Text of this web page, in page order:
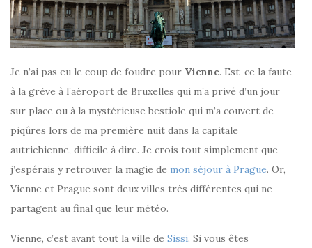
Je n’ai pas eu le coup de foudre pour Vienne. Est-ce la faute
à la grève à l’aéroport de Bruxelles qui m’a privé d’un jour
sur place ou à la mystérieuse bestiole qui m’a couvert de
piqûres lors de ma première nuit dans la capitale
autrichienne, difficile à dire. Je crois tout simplement que
j’espérais y retrouver la magie de mon séjour à Prague. Or,
Vienne et Prague sont deux villes très différentes qui ne
partagent au final que leur météo.
Vienne, c’est avant tout la ville de Sissi. Si vous êtes